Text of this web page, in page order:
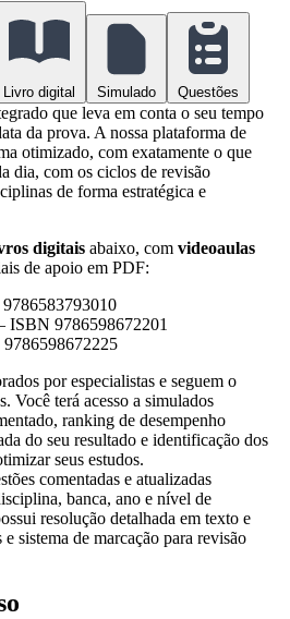
Livro digital Simulado Questões
que leva em conta o seu tempo
da prova. A nossa plataforma de
otimizado, com exatamente o que
dia, com os ciclos de revisão
de forma estratégica e
digitais abaixo, com videoaulas
de apoio em PDF:
ISBN 9786598672201
por especialistas e seguem o
Você terá acesso a simulados
ranking de desempenho
do seu resultado e identificação dos
seus estudos.
comentadas e atualizadas
banca, ano e nível de
resolução detalhada em texto e
sistema de marcação para revisão